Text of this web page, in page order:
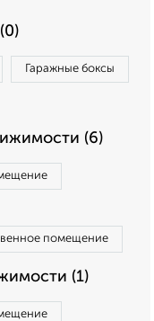
Гаражные боксы
(6)
помещение
(1)